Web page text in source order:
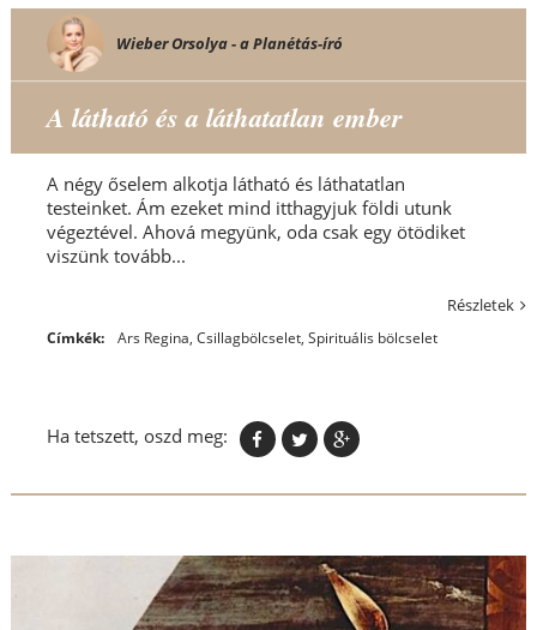
Wieber Orsolya - a Planétás-író
A látható és a láthatatlan ember
A négy őselem alkotja látható és láthatatlan
testeinket. Ám ezeket mind itthagyjuk földi utunk
végeztével. Ahová megyünk, oda csak egy ötödiket
viszünk tovább...
Részletek
Címkék: Ars Regina, Csillagbölcselet, Spirituális bölcselet
Ha tetszett, oszd meg: